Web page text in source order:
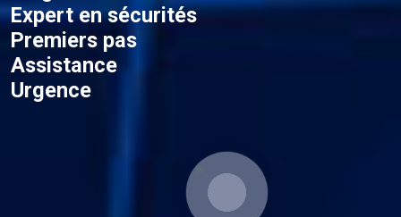
Expert en sécurités
Premiers pas
Assistance
Urgence